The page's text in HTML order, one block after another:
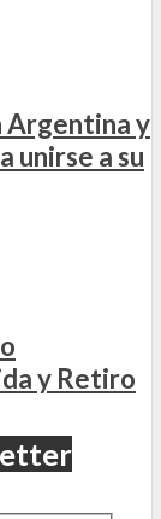
Argentina y
unirse a su
y Retiro